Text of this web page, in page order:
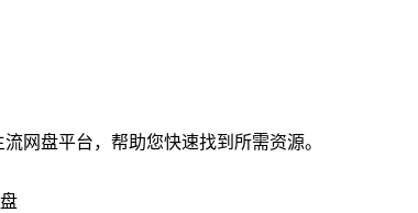
网盘平台，帮助您快速找到所需资源。